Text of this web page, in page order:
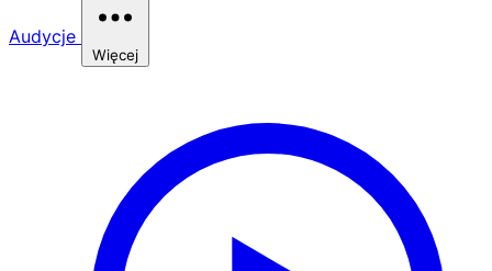
Audycje
Więcej